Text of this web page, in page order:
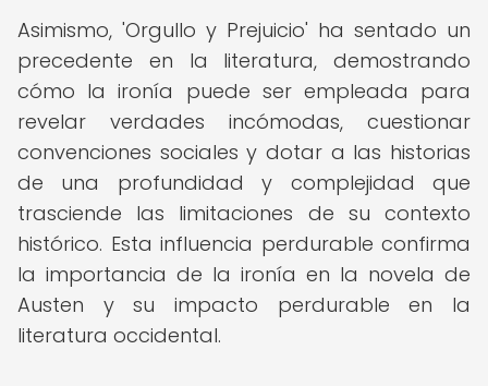
Asimismo, 'Orgullo y Prejuicio' ha sentado un
precedente en la literatura, demostrando
cómo la ironía puede ser empleada para
revelar verdades incómodas, cuestionar
convenciones sociales y dotar a las historias
de una profundidad y complejidad que
trasciende las limitaciones de su contexto
histórico. Esta influencia perdurable confirma
la importancia de la ironía en la novela de
Austen y su impacto perdurable en la
literatura occidental.